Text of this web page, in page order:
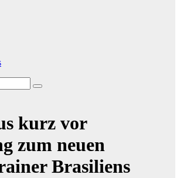
kurz vor
zum neuen
Brasiliens